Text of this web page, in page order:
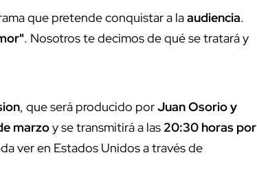
que pretende conquistar a laaudiencia.
. Nosotros te decimos de qué se tratará y
, que será producido porJuan Osorio y
marzoy se transmitirá a las 20:30 horas por
ver en Estados Unidos a través de